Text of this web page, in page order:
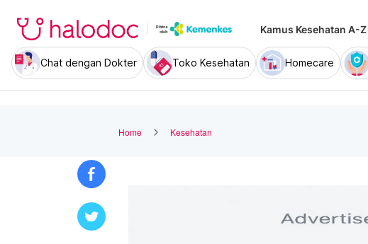
Kamus Kesehatan A-Z
Chat dengan Dokter Toko Kesehatan Homecare
Home Kesehatan